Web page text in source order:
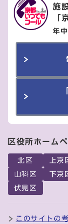
施
「
年
区役所ホーム
北区 上京
山科区
下京
伏見区
このサイトの